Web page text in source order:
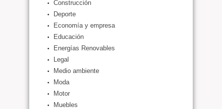
Construcción
Deporte
Economía y empresa
Educación
Energías Renovables
Legal
Medio ambiente
Moda
Motor
Muebles